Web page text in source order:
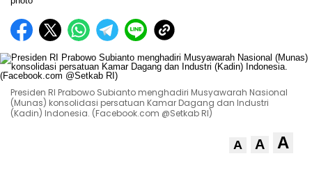
Presiden RI Prabowo Subianto menghadiri Musyawarah Nasional
(Munas) konsolidasi persatuan Kamar Dagang dan Industri
(Kadin) Indonesia. (Facebook.com @Setkab RI)
A A A